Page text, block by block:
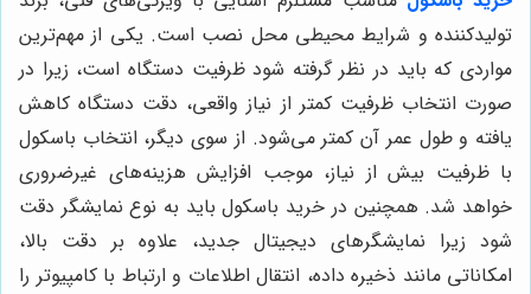
تولیدکننده و شرایط محیطی محل نصب است. یکی از مهم‌ترین
مواردی که باید در نظر گرفته شود ظرفیت دستگاه است، زیرا در
صورت انتخاب ظرفیت کمتر از نیاز واقعی، دقت دستگاه کاهش
یافته و طول عمر آن کمتر می‌شود. از سوی دیگر، انتخاب باسکول
با ظرفیت بیش از نیاز، موجب افزایش هزینه‌های غیرضروری
خواهد شد. همچنین در خرید باسکول باید به نوع نمایشگر دقت
شود زیرا نمایشگرهای دیجیتال جدید، علاوه بر دقت بالا،
امکاناتی مانند ذخیره داده، انتقال اطلاعات و ارتباط با کامپیوتر را